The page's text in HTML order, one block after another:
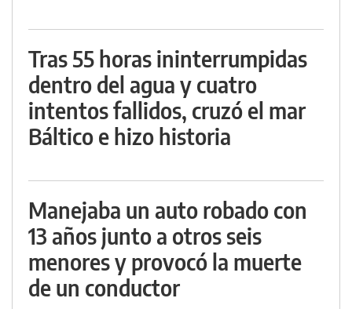
Tras 55 horas ininterrumpidas
dentro del agua y cuatro
intentos fallidos, cruzó el mar
Báltico e hizo historia
Manejaba un auto robado con
13 años junto a otros seis
menores y provocó la muerte
de un conductor